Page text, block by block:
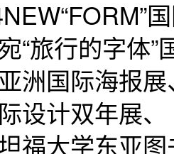
“旅行的字体”
洲国际海报
设计双年展
福大学东亚